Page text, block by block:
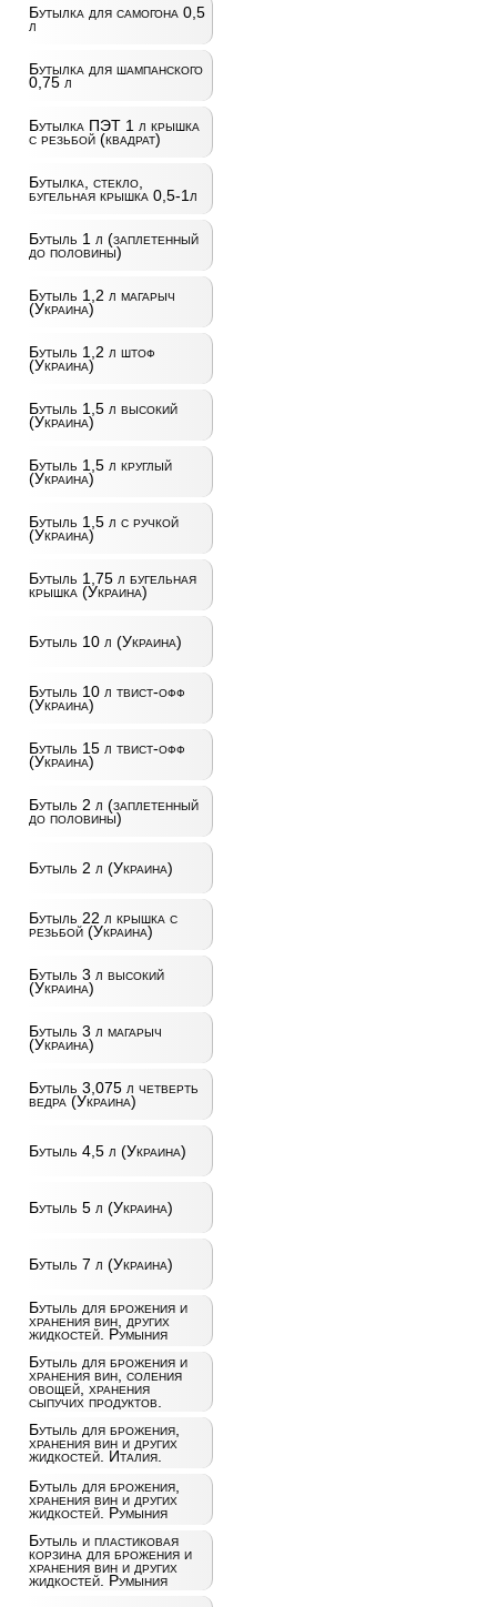
Бутылка для самогона 0,5
л
Бутылка для шампанского
0,75 л
Бутылка ПЭТ 1 л крышка
с резьбой (квадрат)
Бутылка, стекло,
бугельная крышка 0,5-1л
Бутыль 1 л (заплетенный
до половины)
Бутыль 1,2 л магарыч
(Украина)
Бутыль 1,2 л штоф
(Украина)
Бутыль 1,5 л высокий
(Украина)
Бутыль 1,5 л круглый
(Украина)
Бутыль 1,5 л с ручкой
(Украина)
Бутыль 1,75 л бугельная
крышка (Украина)
Бутыль 10 л (Украина)
Бутыль 10 л твист-офф
(Украина)
Бутыль 15 л твист-офф
(Украина)
Бутыль 2 л (заплетенный
до половины)
Бутыль 2 л (Украина)
Бутыль 22 л крышка с
резьбой (Украина)
Бутыль 3 л высокий
(Украина)
Бутыль 3 л магарыч
(Украина)
Бутыль 3,075 л четверть
ведра (Украина)
Бутыль 4,5 л (Украина)
Бутыль 5 л (Украина)
Бутыль 7 л (Украина)
Бутыль для брожения и
хранения вин, других
жидкостей. Румыния
Бутыль для брожения и
хранения вин, соления
овощей, хранения
сыпучих продуктов.
Бутыль для брожения,
хранения вин и других
жидкостей. Италия.
Бутыль для брожения,
хранения вин и других
жидкостей. Румыния
Бутыль и пластиковая
корзина для брожения и
хранения вин и других
жидкостей. Румыния